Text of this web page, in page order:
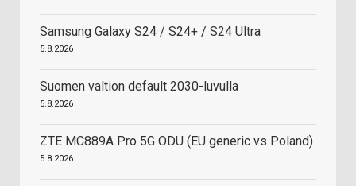
Samsung Galaxy S24 / S24+ / S24 Ultra
5.8.2026
Suomen valtion default 2030-luvulla
5.8.2026
ZTE MC889A Pro 5G ODU (EU generic vs Poland)
5.8.2026